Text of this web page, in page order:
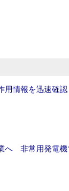
用情報を迅速確認
へ 非常用発電